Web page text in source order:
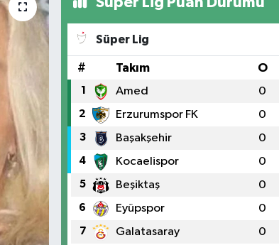
Süper Lig
# Takım O
1 Amed 0
2 Erzurumspor FK 0
3 Başakşehir 0
4 Kocaelispor 0
5 Beşiktaş 0
6 Eyüpspor 0
7 Galatasaray 0